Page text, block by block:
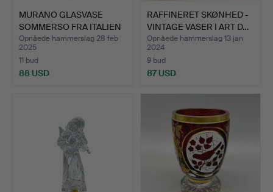
MURANO GLASVASE
SOMMERSO FRA ITALIEN
FLERF…
Opnåede hammerslag 28 feb
2025
11 bud
88 USD
RAFFINERET SKØNHED -
VINTAGE VASER I ART D…
Opnåede hammerslag 13 jan
2024
9 bud
87 USD